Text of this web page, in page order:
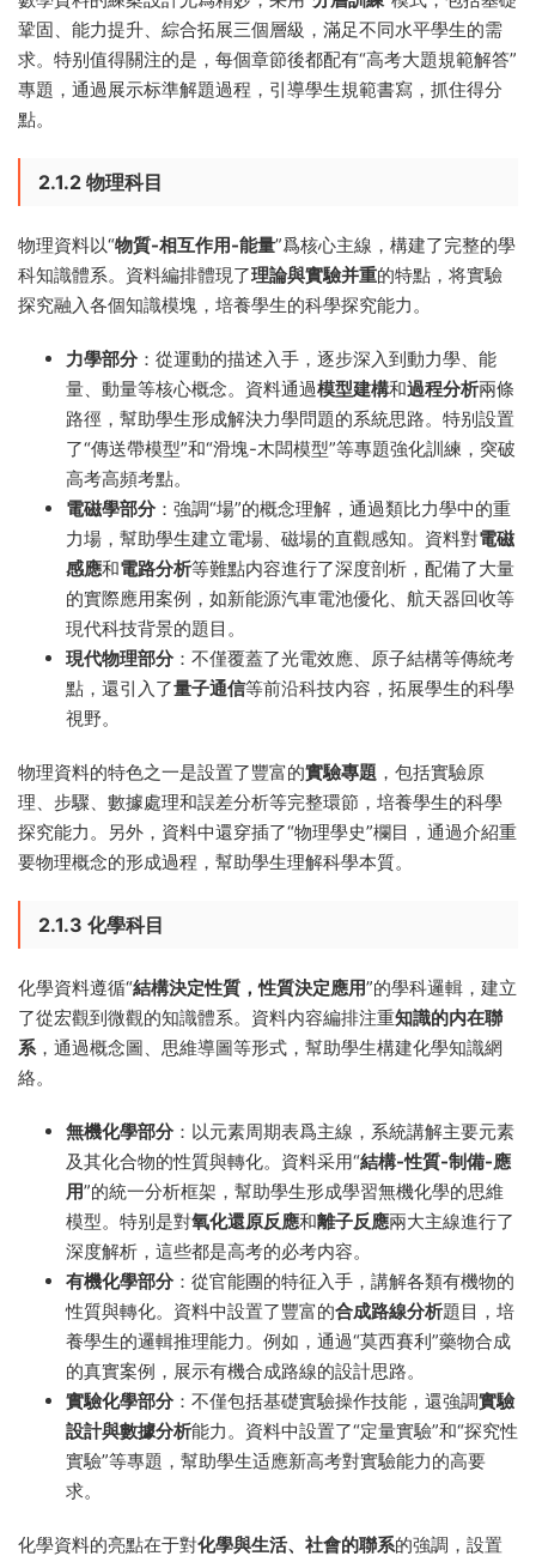
鞏固、能力提升、綜合拓展三個層級，滿足不同水平學生的需
求。特别值得關注的是，每個章節後都配有“高考大題規範解答”
專題，通過展示标準解題過程，引導學生規範書寫，抓住得分
點。
2.1.2 物理科目
物理資料以“物質-相互作用-能量”爲核心主線，構建了完整的學
科知識體系。資料編排體現了理論與實驗并重的特點，将實驗
探究融入各個知識模塊，培養學生的科學探究能力。
力學部分：從運動的描述入手，逐步深入到動力學、能
量、動量等核心概念。資料通過模型建構和過程分析兩條
路徑，幫助學生形成解決力學問題的系統思路。特别設置
了“傳送帶模型”和“滑塊-木闆模型”等專題強化訓練，突破
高考高頻考點。
電磁學部分：強調“場”的概念理解，通過類比力學中的重
力場，幫助學生建立電場、磁場的直觀感知。資料對電磁
感應和電路分析等難點内容進行了深度剖析，配備了大量
的實際應用案例，如新能源汽車電池優化、航天器回收等
現代科技背景的題目。
現代物理部分：不僅覆蓋了光電效應、原子結構等傳統考
點，還引入了量子通信等前沿科技内容，拓展學生的科學
視野。
物理資料的特色之一是設置了豐富的實驗專題 ，包括實驗原
理、步驟、數據處理和誤差分析等完整環節，培養學生的科學
探究能力。另外，資料中還穿插了“物理學史”欄目，通過介紹重
要物理概念的形成過程，幫助學生理解科學本質。
2.1.3 化學科目
化學資料遵循“結構決定性質，性質決定應用”的學科邏輯，建立
了從宏觀到微觀的知識體系。資料内容編排注重知識的内在聯
系，通過概念圖、思維導圖等形式，幫助學生構建化學知識網
絡。
無機化學部分：以元素周期表爲主線，系統講解主要元素
及其化合物的性質與轉化。資料采用“結構-性質-制備-應
用”的統一分析框架，幫助學生形成學習無機化學的思維
模型。特别是對氧化還原反應和離子反應兩大主線進行了
深度解析，這些都是高考的必考内容。
有機化學部分：從官能團的特征入手，講解各類有機物的
性質與轉化。資料中設置了豐富的合成路線分析題目，培
養學生的邏輯推理能力。例如，通過“莫西賽利”藥物合成
的真實案例，展示有機合成路線的設計思路。
實驗化學部分：不僅包括基礎實驗操作技能，還強調實驗
設計與數據分析能力。資料中設置了“定量實驗”和“探究性
實驗”等專題，幫助學生适應新高考對實驗能力的高要
求。
化學資料的亮點在于對化學與生活、社會的聯系的強調，設置